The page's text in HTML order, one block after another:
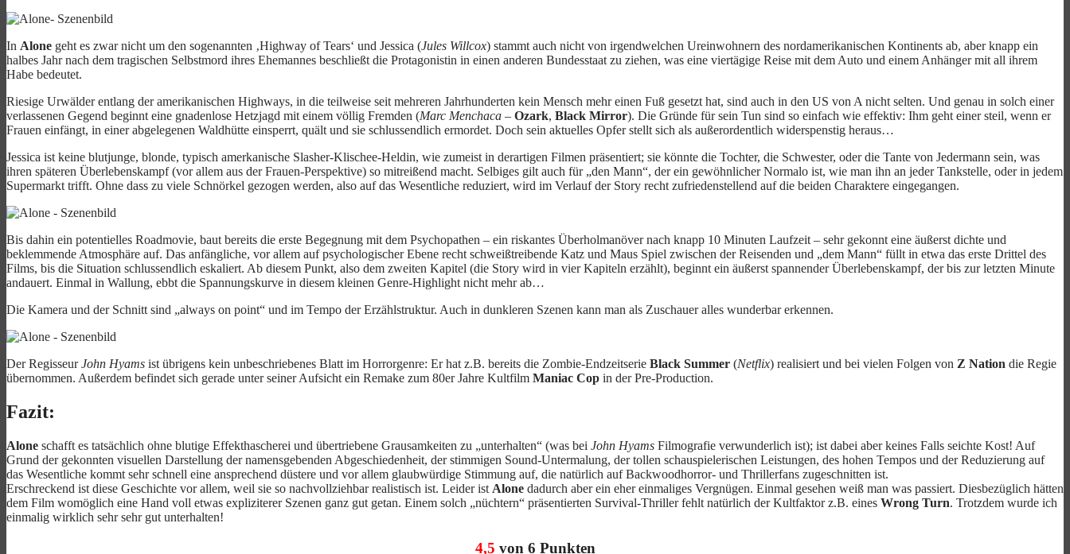
In Alone geht es zwar nicht um den sogenannten ‚Highway of Tears‘ und Jessica (Jules Willcox) stammt auch nicht von irgendwelchen Ureinwohnern des nordamerikanischen Kontinents ab, aber knapp ein
halbes Jahr nach dem tragischen Selbstmord ihres Ehemannes beschließt die Protagonistin in einen anderen Bundesstaat zu ziehen, was eine viertägige Reise mit dem Auto und einem Anhänger mit all ihrem
Habe bedeutet.
Riesige Urwälder entlang der amerikanischen Highways, in die teilweise seit mehreren Jahrhunderten kein Mensch mehr einen Fuß gesetzt hat, sind auch in den US von A nicht selten. Und genau in solch einer
verlassenen Gegend beginnt eine gnadenlose Hetzjagd mit einem völlig Fremden (Marc Menchaca – Ozark, Black Mirror). Die Gründe für sein Tun sind so einfach wie effektiv: Ihm geht einer steil, wenn er
Frauen einfängt, in einer abgelegenen Waldhütte einsperrt, quält und sie schlussendlich ermordet. Doch sein aktuelles Opfer stellt sich als außerordentlich widerspenstig heraus…
Jessica ist keine blutjunge, blonde, typisch amerkanische Slasher-Klischee-Heldin, wie zumeist in derartigen Filmen präsentiert; sie könnte die Tochter, die Schwester, oder die Tante von Jedermann sein, was
ihren späteren Überlebenskampf (vor allem aus der Frauen-Perspektive) so mitreißend macht. Selbiges gilt auch für „den Mann“, der ein gewöhnlicher Normalo ist, wie man ihn an jeder Tankstelle, oder in jedem
Supermarkt trifft. Ohne dass zu viele Schnörkel gezogen werden, also auf das Wesentliche reduziert, wird im Verlauf der Story recht zufriedenstellend auf die beiden Charaktere eingegangen.
Bis dahin ein potentielles Roadmovie, baut bereits die erste Begegnung mit dem Psychopathen – ein riskantes Überholmanöver nach knapp 10 Minuten Laufzeit – sehr gekonnt eine äußerst dichte und
beklemmende Atmosphäre auf. Das anfängliche, vor allem auf psychologischer Ebene recht schweißtreibende Katz und Maus Spiel zwischen der Reisenden und „dem Mann“ füllt in etwa das erste Drittel des
Films, bis die Situation schlussendlich eskaliert. Ab diesem Punkt, also dem zweiten Kapitel (die Story wird in vier Kapiteln erzählt), beginnt ein äußerst spannender Überlebenskampf, der bis zur letzten Minute
andauert. Einmal in Wallung, ebbt die Spannungskurve in diesem kleinen Genre-Highlight nicht mehr ab…
Die Kamera und der Schnitt sind „always on point“ und im Tempo der Erzählstruktur. Auch in dunkleren Szenen kann man als Zuschauer alles wunderbar erkennen.
Der RegisseurJohn Hyams ist übrigens kein unbeschriebenes Blatt im Horrorgenre: Er hat z.B. bereits die Zombie-Endzeitserie Black Summer (Netflix) realisiert und bei vielen Folgen von Z Nation die Regie
übernommen. Außerdem befindet sich gerade unter seiner Aufsicht ein Remake zum 80er Jahre Kultfilm Maniac Cop in der Pre-Production.
Fazit:
Alone schafft es tatsächlich ohne blutige Effekthascherei und übertriebene Grausamkeiten zu „unterhalten“ (was bei John Hyams Filmografie verwunderlich ist); ist dabei aber keines Falls seichte Kost! Auf
Grund der gekonnten visuellen Darstellung der namensgebenden Abgeschiedenheit, der stimmigen Sound-Untermalung, der tollen schauspielerischen Leistungen, des hohen Tempos und der Reduzierung auf
das Wesentliche kommt sehr schnell eine ansprechend düstere und vor allem glaubwürdige Stimmung auf, die natürlich auf Backwoodhorror- und Thrillerfans zugeschnitten ist.
Erschreckend ist diese Geschichte vor allem, weil sie so nachvollziehbar realistisch ist. Leider ist Alone dadurch aber ein eher einmaliges Vergnügen. Einmal gesehen weiß man was passiert. Diesbezüglich hätten
dem Film womöglich eine Hand voll etwas expliziterer Szenen ganz gut getan. Einem solch „nüchtern“ präsentierten Survival-Thriller fehlt natürlich der Kultfaktor z.B. eines Wrong Turn. Trotzdem wurde ich
einmalig wirklich sehr sehr gut unterhalten!
4,5 von 6 Punkten